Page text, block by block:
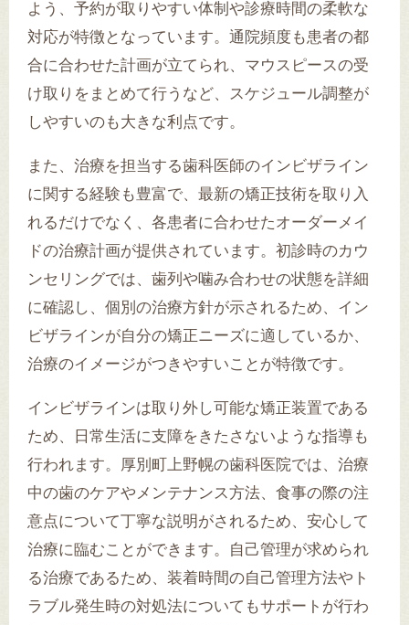
よう、予約が取りやすい体制や診療時間の柔軟な
対応が特徴となっています。通院頻度も患者の都
合に合わせた計画が立てられ、マウスピースの受
け取りをまとめて行うなど、スケジュール調整が
しやすいのも大きな利点です。
また、治療を担当する歯科医師のインビザライン
に関する経験も豊富で、最新の矯正技術を取り入
れるだけでなく、各患者に合わせたオーダーメイ
ドの治療計画が提供されています。初診時のカウ
ンセリングでは、歯列や噛み合わせの状態を詳細
に確認し、個別の治療方針が示されるため、イン
ビザラインが自分の矯正ニーズに適しているか、
治療のイメージがつきやすいことが特徴です。
インビザラインは取り外し可能な矯正装置である
ため、日常生活に支障をきたさないような指導も
行われます。厚別町上野幌の歯科医院では、治療
中の歯のケアやメンテナンス方法、食事の際の注
意点について丁寧な説明がされるため、安心して
治療に臨むことができます。自己管理が求められ
る治療であるため、装着時間の自己管理方法やト
ラブル発生時の対処法についてもサポートが行わ